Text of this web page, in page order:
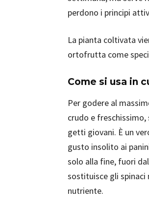
perdono i principi
La pianta coltivata
ortofrutta come
Come si usa in
Per godere al
crudo e
getti giovani. È un
gusto insolito ai
solo alla fine, fuori
sostituisce gli
nutriente.